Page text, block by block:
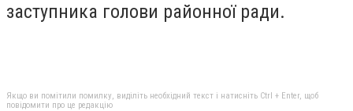
заступника голови районної ради.
Якщо ви помітили помилку, виділіть необхідний текст і натисніть Ctrl + Enter, щоб
повідомити про це редакцію